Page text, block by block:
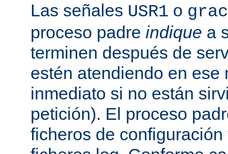
Las señales USR1 o
proceso padre indique a
terminen después de
estén atendiendo en ese
inmediato si no están
petición). El proceso
ficheros de